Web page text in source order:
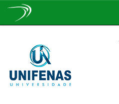
navigation